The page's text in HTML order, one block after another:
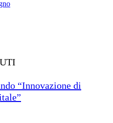
“Innovazione di